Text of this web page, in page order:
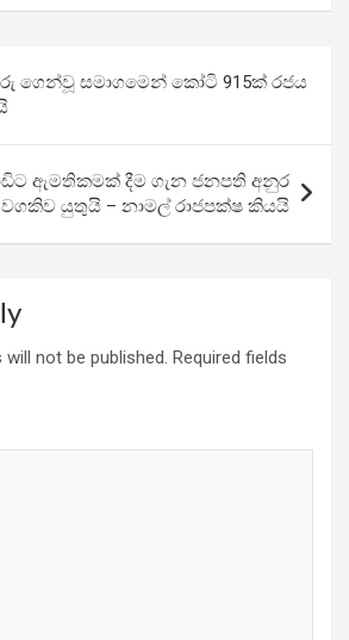
e
gr
a
m
ar
e
ගෙන්වූ සමාගමෙන් කෝටි 915ක් රජය
ඇමතිකමක් දීම ගැන ජනපති අනුර
වගකිව යුතුයි – නාමල් රාජපක්ෂ කියයි
not be published. Required fields